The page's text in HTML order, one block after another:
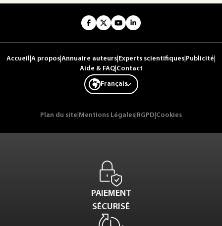
Accueil A propos Annuaire auteurs Experts scientifiques Publicité
Aide & FAQ| Contact
Français
Plan du site Mentions Légales RGPD Cookies
PAIEMENT
SÉCURISÉ